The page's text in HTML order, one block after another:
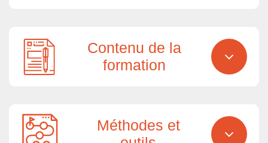
Contenu de la
formation
Méthodes et